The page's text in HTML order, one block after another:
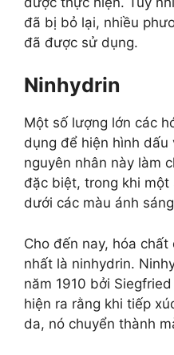
đã bị bỏ lại, nhiều
đã được sử dụng.
Ninhydrin
Một số lượng lớn các
dụng để hiện hình
nguyên nhân này làm
đặc biệt, trong khi một
dưới các màu ánh
Cho đến nay, hóa
nhất là ninhydrin.
năm 1910 bởi
hiện ra rằng khi tiếp
da, nó chuyển thành